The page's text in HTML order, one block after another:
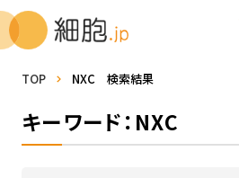
TOP NXC 検索結果
キーワード：NXC